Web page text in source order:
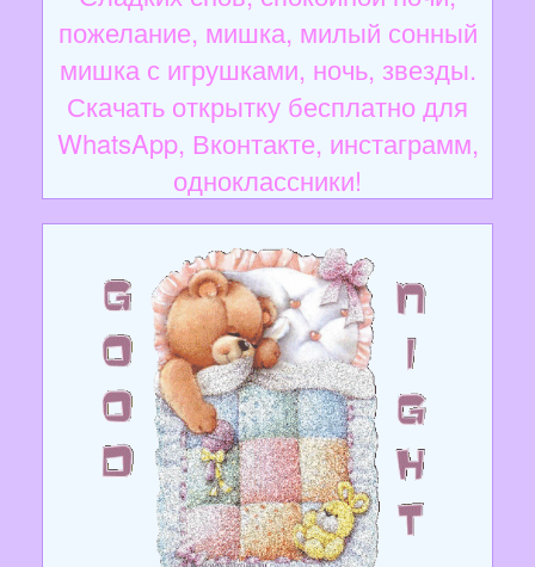
пожелание, мишка, милый сонный
мишка с игрушками, ночь, звезды.
Скачать открытку бесплатно для
WhatsApp, Вконтакте, инстаграмм,
одноклассники!